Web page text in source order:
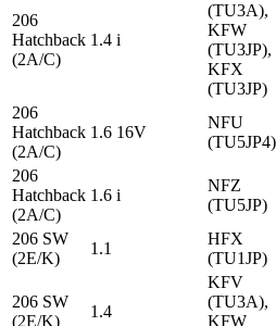
206
Hatchback
(2A/C)
1.4 i
(TU3A),
KFW
(TU3JP),
KFX
(TU3JP)
206
Hatchback
(2A/C)
1.6 16V
NFU
(TU5JP4)
206
Hatchback
(2A/C)
1.6 i
NFZ
(TU5JP)
206 SW
(2E/K)
1.1
HFX
(TU1JP)
206 SW
(2E/K)
1.4
KFV
(TU3A),
KFW